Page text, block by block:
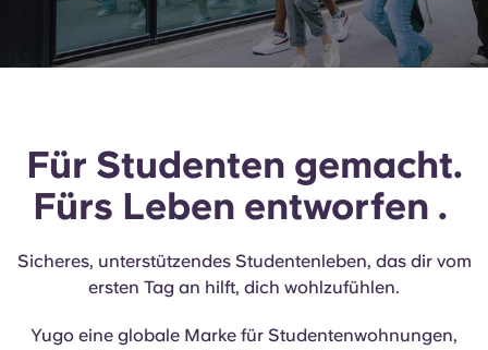
English (GB)
English (US)
Català
Wähle ein Land aus
Wähle eine Stadt aus
Anmelden
Jetzt buchen
Für Studenten gemacht.
Fürs Leben entworfen .
Sicheres, unterstützendes Studentenleben, das dir vom
ersten Tag an hilft, dich wohlzufühlen.
Yugo eine globale Marke für Studentenwohnungen,